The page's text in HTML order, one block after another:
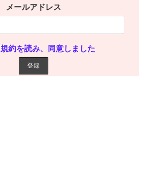
メールアドレス
約を読み、同意しました